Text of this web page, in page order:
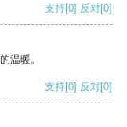
支持[0] 反对[0]
温暖。
支持[0] 反对[0]